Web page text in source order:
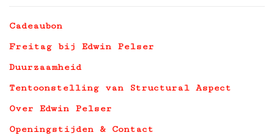
Cadeaubon
Freitag bij Edwin Pelser
Duurzaamheid
Tentoonstelling van Structural Aspect
Over Edwin Pelser
Openingstijden & Contact